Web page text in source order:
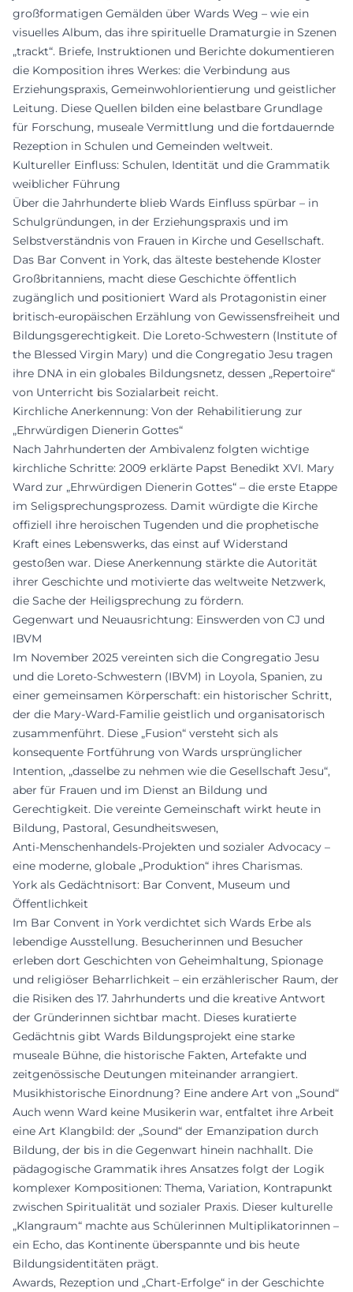
großformatigen Gemälden über Wards Weg – wie ein
visuelles Album, das ihre spirituelle Dramaturgie in Szenen
„trackt“. Briefe, Instruktionen und Berichte dokumentieren
die Komposition ihres Werkes: die Verbindung aus
Erziehungspraxis, Gemeinwohlorientierung und geistlicher
Leitung. Diese Quellen bilden eine belastbare Grundlage
für Forschung, museale Vermittlung und die fortdauernde
Rezeption in Schulen und Gemeinden weltweit.
Kultureller Einfluss: Schulen, Identität und die Grammatik
weiblicher Führung
Über die Jahrhunderte blieb Wards Einfluss spürbar – in
Schulgründungen, in der Erziehungspraxis und im
Selbstverständnis von Frauen in Kirche und Gesellschaft.
Das Bar Convent in York, das älteste bestehende Kloster
Großbritanniens, macht diese Geschichte öffentlich
zugänglich und positioniert Ward als Protagonistin einer
britisch-europäischen Erzählung von Gewissensfreiheit und
Bildungsgerechtigkeit. Die Loreto-Schwestern (Institute of
the Blessed Virgin Mary) und die Congregatio Jesu tragen
ihre DNA in ein globales Bildungsnetz, dessen „Repertoire“
von Unterricht bis Sozialarbeit reicht.
Kirchliche Anerkennung: Von der Rehabilitierung zur
„Ehrwürdigen Dienerin Gottes“
Nach Jahrhunderten der Ambivalenz folgten wichtige
kirchliche Schritte: 2009 erklärte Papst Benedikt XVI. Mary
Ward zur „Ehrwürdigen Dienerin Gottes“ – die erste Etappe
im Seligsprechungsprozess. Damit würdigte die Kirche
offiziell ihre heroischen Tugenden und die prophetische
Kraft eines Lebenswerks, das einst auf Widerstand
gestoßen war. Diese Anerkennung stärkte die Autorität
ihrer Geschichte und motivierte das weltweite Netzwerk,
die Sache der Heiligsprechung zu fördern.
Gegenwart und Neuausrichtung: Einswerden von CJ und
IBVM
Im November 2025 vereinten sich die Congregatio Jesu
und die Loreto-Schwestern (IBVM) in Loyola, Spanien, zu
einer gemeinsamen Körperschaft: ein historischer Schritt,
der die Mary-Ward-Familie geistlich und organisatorisch
zusammenführt. Diese „Fusion“ versteht sich als
konsequente Fortführung von Wards ursprünglicher
Intention, „dasselbe zu nehmen wie die Gesellschaft Jesu“,
aber für Frauen und im Dienst an Bildung und
Gerechtigkeit. Die vereinte Gemeinschaft wirkt heute in
Bildung, Pastoral, Gesundheitswesen,
Anti‑Menschenhandels‑Projekten und sozialer Advocacy –
eine moderne, globale „Produktion“ ihres Charismas.
York als Gedächtnisort: Bar Convent, Museum und
Öffentlichkeit
Im Bar Convent in York verdichtet sich Wards Erbe als
lebendige Ausstellung. Besucherinnen und Besucher
erleben dort Geschichten von Geheimhaltung, Spionage
und religiöser Beharrlichkeit – ein erzählerischer Raum, der
die Risiken des 17. Jahrhunderts und die kreative Antwort
der Gründerinnen sichtbar macht. Dieses kuratierte
Gedächtnis gibt Wards Bildungsprojekt eine starke
museale Bühne, die historische Fakten, Artefakte und
zeitgenössische Deutungen miteinander arrangiert.
Musikhistorische Einordnung? Eine andere Art von „Sound“
Auch wenn Ward keine Musikerin war, entfaltet ihre Arbeit
eine Art Klangbild: der „Sound“ der Emanzipation durch
Bildung, der bis in die Gegenwart hinein nachhallt. Die
pädagogische Grammatik ihres Ansatzes folgt der Logik
komplexer Kompositionen: Thema, Variation, Kontrapunkt
zwischen Spiritualität und sozialer Praxis. Dieser kulturelle
„Klangraum“ machte aus Schülerinnen Multiplikatorinnen –
ein Echo, das Kontinente überspannte und bis heute
Bildungsidentitäten prägt.
Awards, Rezeption und „Chart-Erfolge“ in der Geschichte